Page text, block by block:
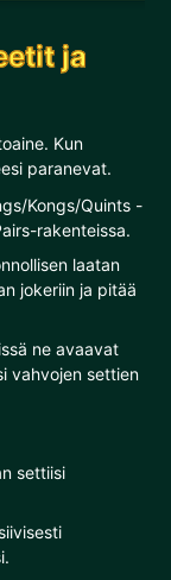
ja
Kun
paranevat.
Kongs/Quints -
rakenteissa.
laatan
jokeriin ja pitää
ne avaavat
vahvojen settien
settiisi